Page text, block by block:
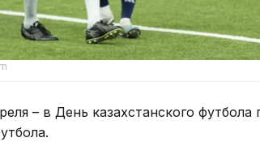
– в День казахстанского